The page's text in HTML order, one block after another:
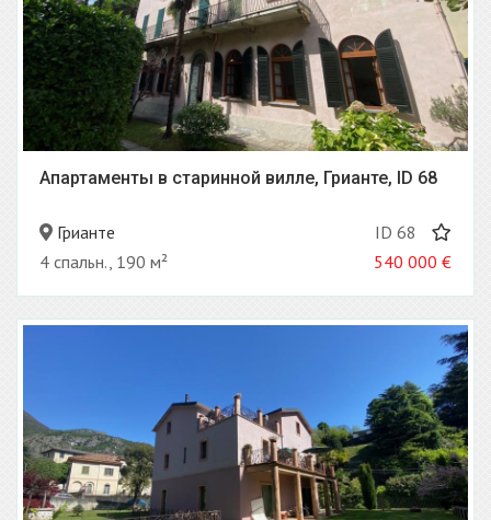
Апартаменты в старинной вилле, Грианте, ID 68
Грианте
ID 68
4 спальн., 190 м²
540 000 €